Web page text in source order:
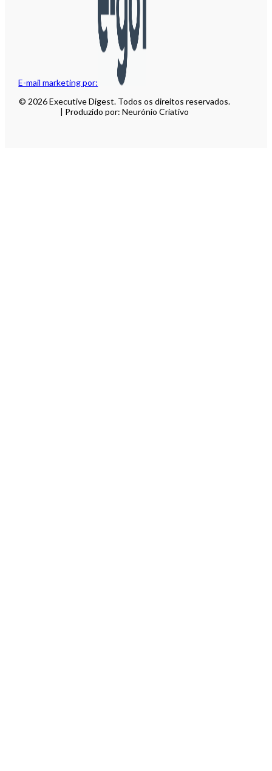
E-mail marketing por:
© 2026 Executive Digest. Todos os direitos reservados.
| Produzido por: Neurónio Criativo